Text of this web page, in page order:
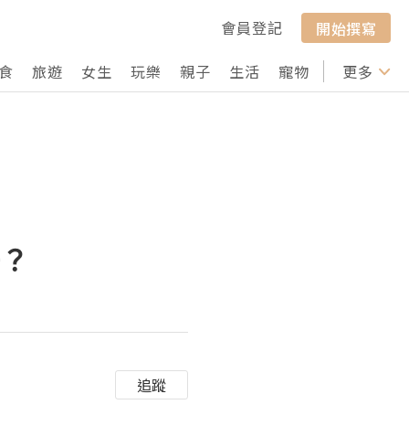
會員登記
開始撰寫
旅遊 女生 玩樂 親子 生活 寵物 行山 打卡
更多
追蹤